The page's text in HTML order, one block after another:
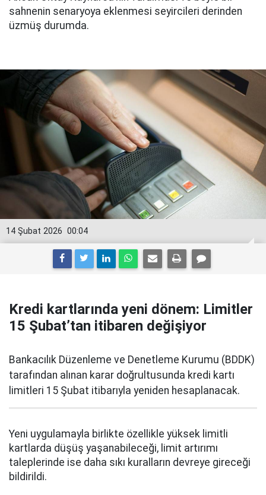
sahnenin senaryoya eklenmesi seyircileri derinden
üzmüş durumda.
00:04
14 Şubat 2026
Kredi kartlarında yeni dönem: Limitler
15 Şubat’tan itibaren değişiyor
Bankacılık Düzenleme ve Denetleme Kurumu (BDDK)
tarafından alınan karar doğrultusunda kredi kartı
limitleri 15 Şubat itibarıyla yeniden hesaplanacak.
Yeni uygulamayla birlikte özellikle yüksek limitli
kartlarda düşüş yaşanabileceği, limit artırımı
taleplerinde ise daha sıkı kuralların devreye gireceği
bildirildi.